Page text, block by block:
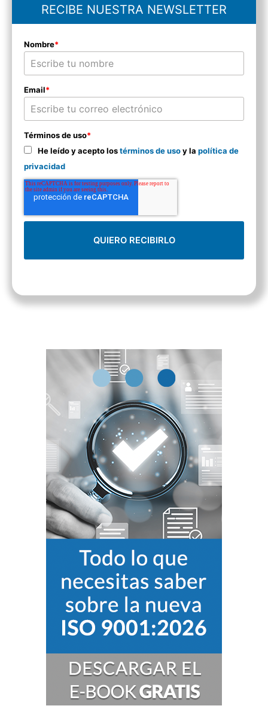
RECIBE NUESTRA NEWSLETTER
Nombre*
Email*
Términos de uso*
He leído y acepto lostérminos de usoy la política de
privacidad